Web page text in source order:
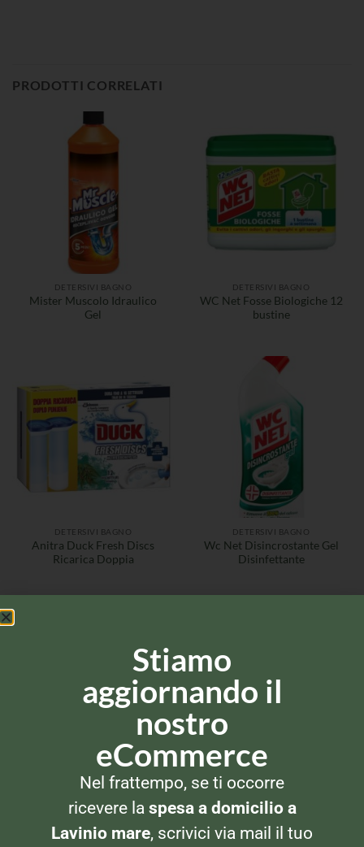
PRODOTTI CORRELATI
DETERSIVI BAGNO
Mister Muscolo Idraulico
Gel
DETERSIVI BAGNO
WC Net Fosse Biologiche 12
bustine
DETERSIVI BAGNO
Anitra Duck Fresh Discs
Ricarica Doppia
DETERSIVI BAGNO
Wc Net Disincrostante Gel
Disinfettante
DETERSIVI BAGNO
Rio Casamia Igienizzante
1250ml
Wc Net Profumoso Liquido
Stiamo
aggiornando il
nostro
eCommerce
Nel frattempo, se ti occorre
ricevere la spesa a domicilio a
Lavinio mare, scrivici via mail il tuo